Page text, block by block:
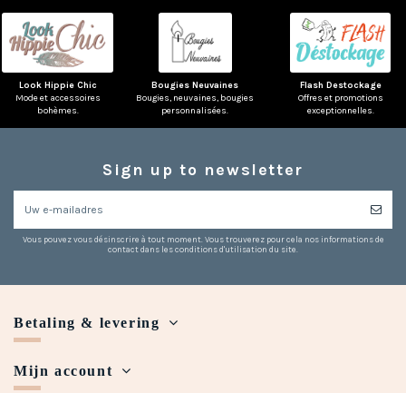
Look Hippie Chic
Mode et accessoires
bohèmes.
Bougies Neuvaines
Bougies, neuvaines, bougies
personnalisées.
Flash Destockage
Offres et promotions
exceptionnelles.
Sign up to newsletter
Vous pouvez vous désinscrire à tout moment. Vous trouverez pour cela nos informations de
contact dans les conditions d'utilisation du site.
Betaling & levering
Mijn account